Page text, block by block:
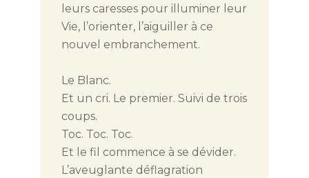
leurs caresses pour illuminer leur
Vie, l’orienter, l’aiguiller à ce
nouvel embranchement.
Le Blanc.
Et un cri. Le premier. Suivi de trois
coups.
Toc. Toc. Toc.
Et le fil commence à se dévider.
L’aveuglante déflagration